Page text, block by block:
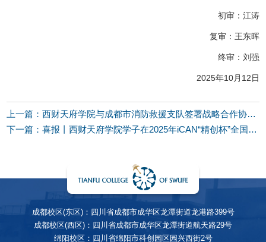
初审：江涛
复审：王东晖
终审：刘强
2025年10月12日
上一篇：西财天府学院与成都市消防救援支队签署战略合作协议 共建消防学院与产教融合创新应用中心
下一篇：喜报丨西财天府学院学子在2025年iCAN“精创杯”全国数字经济决策创新挑战赛区域赛荣获佳绩
成都校区(东区)：四川省成都市成华区龙潭街道龙港路399号
成都校区(西区)：四川省成都市成华区龙潭街道航天路29号
绵阳校区：四川省绵阳市科创园区园兴西街2号